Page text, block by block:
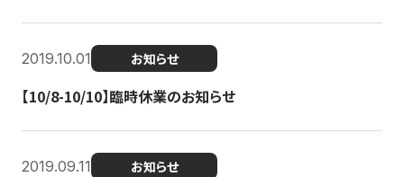
2019.10.01 お知らせ
【10/8-10/10】臨時休業のお知らせ
2019.09.11 お知らせ